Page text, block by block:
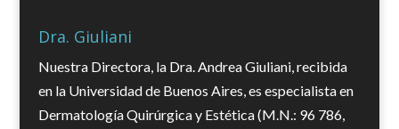
Dra. Giuliani
Nuestra Directora, la Dra. Andrea Giuliani, recibida
en la Universidad de Buenos Aires, es especialista en
Dermatología Quirúrgica y Estética (M.N.: 96 786,